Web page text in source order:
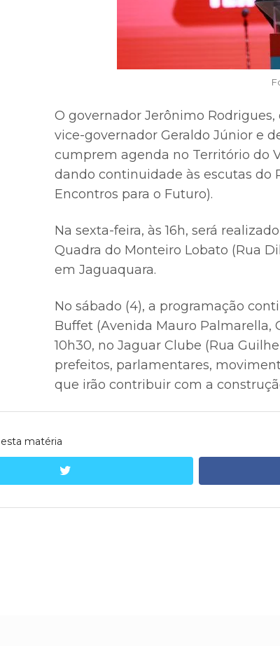
O governador Jerônimo
vice-governador Geraldo Júnior e
cumprem agenda no Território do
dando continuidade às escutas do
Encontros para o Futuro).
Na sexta-feira, às 16h, será
Quadra do Monteiro Lobato (Rua
em Jaguaquara.
No sábado (4), a programação
Buffet (Avenida Mauro Palmarella,
10h30, no Jaguar Clube (Rua
prefeitos, parlamentares,
que irão contribuir com a
matéria